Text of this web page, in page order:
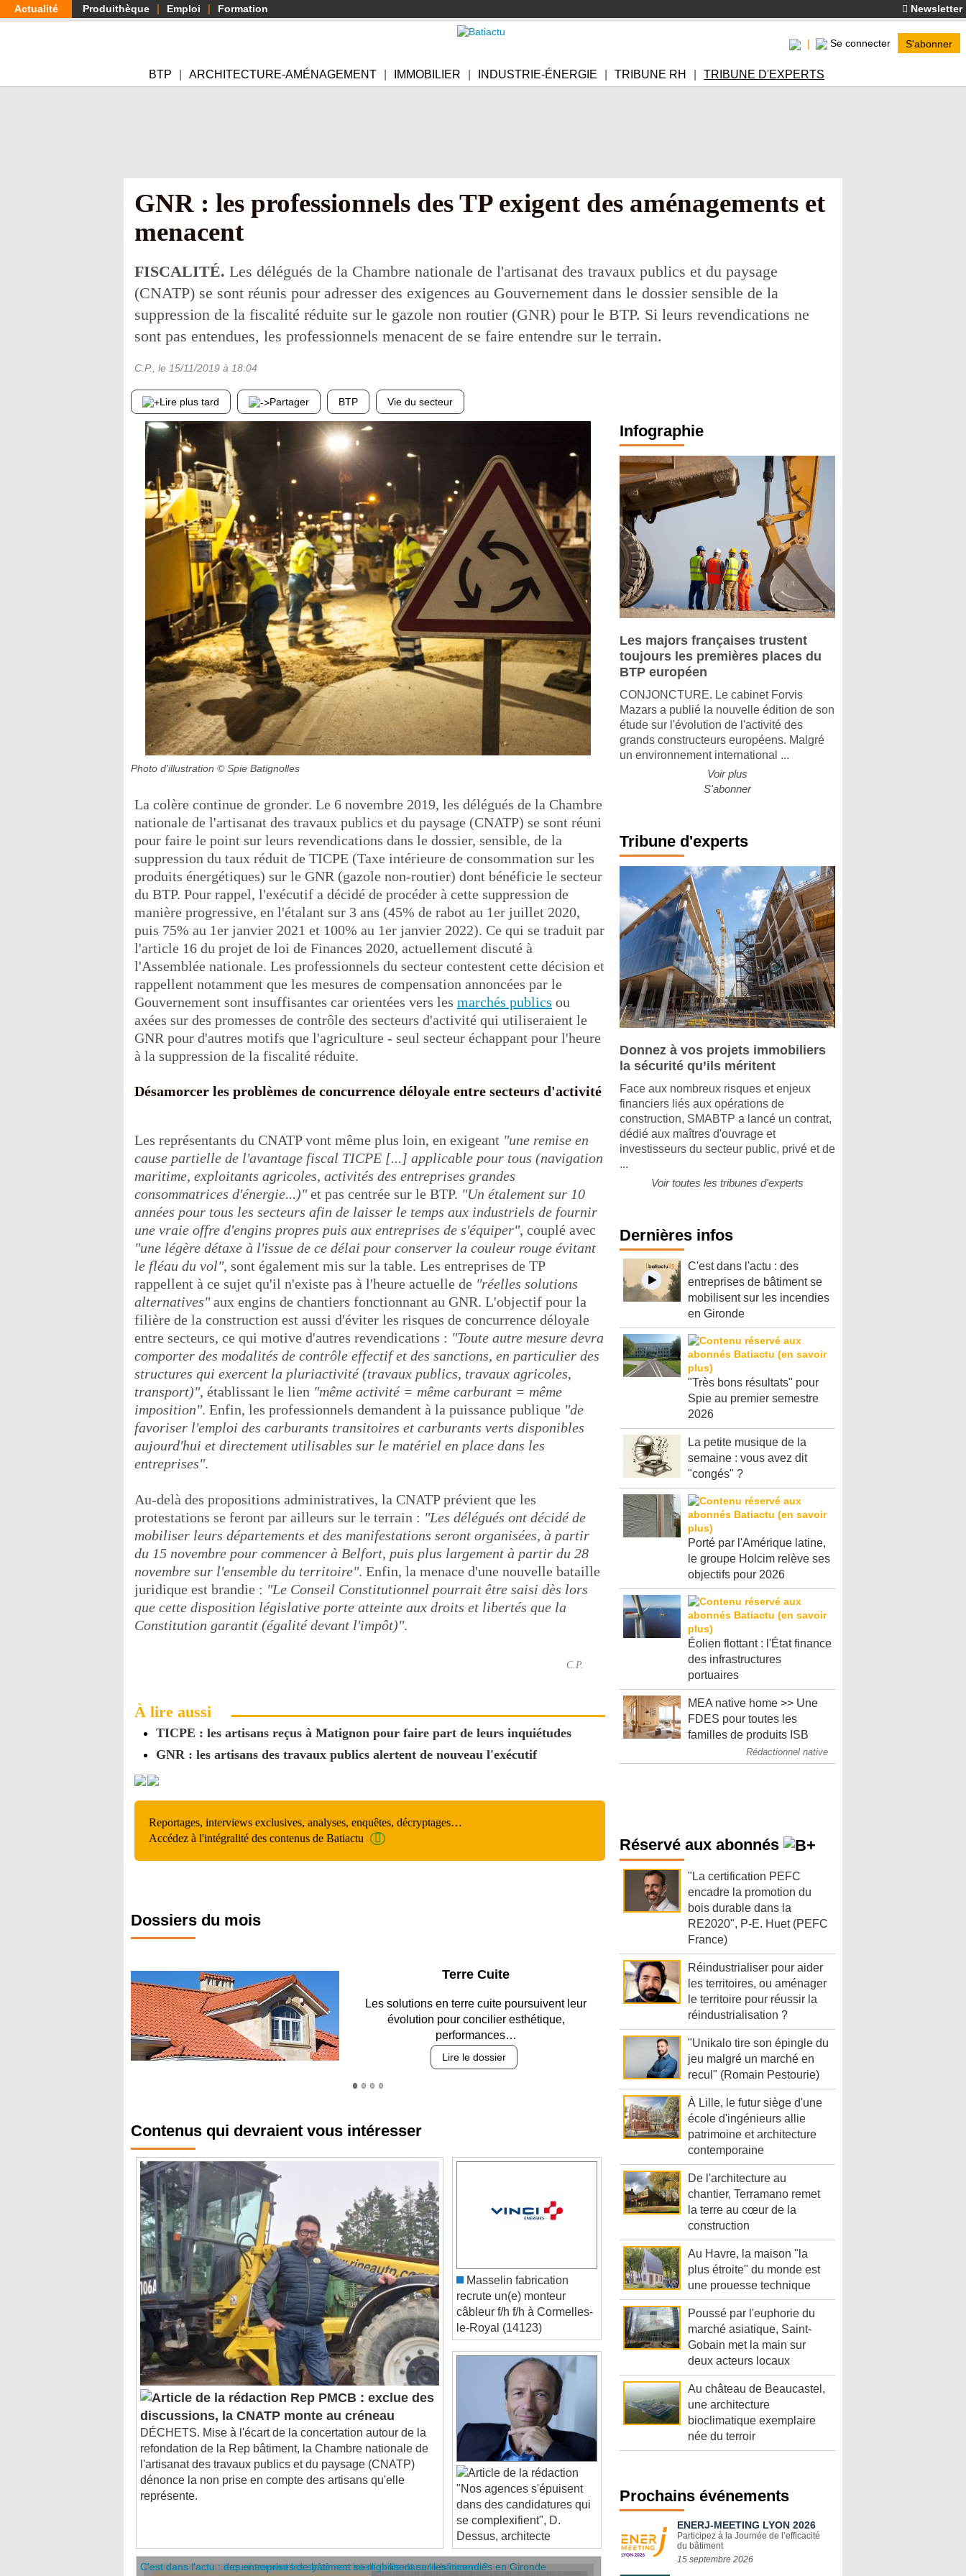
Aller
au
Actualité Produithèque Emploi Formation Newsletter
Se connecter S'abonner
BTP ARCHITECTURE-AMÉNAGEMENT IMMOBILIER INDUSTRIE-ÉNERGIE TRIBUNE RH TRIBUNE D'EXPERTS
GNR : les professionnels des TP exigent des aménagements et
menacent
FISCALITÉ. Les délégués de la Chambre nationale de l'artisanat des travaux publics et du paysage
(CNATP) se sont réunis pour adresser des exigences au Gouvernement dans le dossier sensible de la
suppression de la fiscalité réduite sur le gazole non routier (GNR) pour le BTP. Si leurs revendications ne
sont pas entendues, les professionnels menacent de se faire entendre sur le terrain.
C.P. , le 15/11/2019 à 18:04
Lire plus tard Partager BTP Vie du secteur
Photo d'illustration © Spie Batignolles
La colère continue de gronder. Le 6 novembre 2019, les délégués de la Chambre
nationale de l'artisanat des travaux publics et du paysage (CNATP) se sont réuni
pour faire le point sur leurs revendications dans le dossier, sensible, de la
suppression du taux réduit de TICPE (Taxe intérieure de consommation sur les
produits énergétiques) sur le GNR (gazole non-routier) dont bénéficie le secteur
du BTP. Pour rappel, l'exécutif a décidé de procéder à cette suppression de
manière progressive, en l'étalant sur 3 ans (45% de rabot au 1er juillet 2020,
puis 75% au 1er janvier 2021 et 100% au 1er janvier 2022). Ce qui se traduit par
l'article 16 du projet de loi de Finances 2020, actuellement discuté à
l'Assemblée nationale. Les professionnels du secteur contestent cette décision et
rappellent notamment que les mesures de compensation annoncées par le
Gouvernement sont insuffisantes car orientées vers les marchés publics ou
axées sur des promesses de contrôle des secteurs d'activité qui utiliseraient le
GNR pour d'autres motifs que l'agriculture - seul secteur échappant pour l'heure
à la suppression de la fiscalité réduite.
Désamorcer les problèmes de concurrence déloyale entre secteurs d'activité
Les représentants du CNATP vont même plus loin, en exigeant "une remise en
cause partielle de l'avantage fiscal TICPE [...] applicable pour tous (navigation
maritime, exploitants agricoles, activités des entreprises grandes
consommatrices d'énergie...)"et pas centrée sur le BTP. "Un étalement sur 10
années pour tous les secteurs afin de laisser le temps aux industriels de fournir
une vraie offre d'engins propres puis aux entreprises de s'équiper", couplé avec
"une légère détaxe à l'issue de ce délai pour conserver la couleur rouge évitant
le fléau du vol", sont également mis sur la table. Les entreprises de TP
rappellent à ce sujet qu'il n'existe pas à l'heure actuelle de "réelles solutions
alternatives"aux engins de chantiers fonctionnant au GNR. L'objectif pour la
filière de la construction est aussi d'éviter les risques de concurrence déloyale
entre secteurs, ce qui motive d'autres revendications : "Toute autre mesure devra
comporter des modalités de contrôle effectif et des sanctions, en particulier des
structures qui exercent la pluriactivité (travaux publics, travaux agricoles,
transport)", établissant le lien "même activité = même carburant = même
imposition". Enfin, les professionnels demandent à la puissance publique "de
favoriser l'emploi des carburants transitoires et carburants verts disponibles
aujourd'hui et directement utilisables sur le matériel en place dans les
entreprises".
Au-delà des propositions administratives, la CNATP prévient que les
protestations se feront par ailleurs sur le terrain : "Les délégués ont décidé de
mobiliser leurs départements et des manifestations seront organisées, à partir
du 15 novembre pour commencer à Belfort, puis plus largement à partir du 28
novembre sur l'ensemble du territoire". Enfin, la menace d'une nouvelle bataille
juridique est brandie : "Le Conseil Constitutionnel pourrait être saisi dès lors
que cette disposition législative porte atteinte aux droits et libertés que la
Constitution garantit (égalité devant l'impôt)".
C.P.
À lire aussi
TICPE : les artisans reçus à Matignon pour faire part de leurs inquiétudes
GNR : les artisans des travaux publics alertent de nouveau l'exécutif
Reportages, interviews exclusives, analyses, enquêtes, décryptages…
Accédez à l'intégralité des contenus de Batiactu
Dossiers du mois
Parking et garages
Entre circulation, sécurisation des accès, durabilité
des revêtements et intégration…
Lire le dossier
Rep PMCB : exclue des
discussions, la CNATP monte au créneau
DÉCHETS. Mise à l'écart de la concertation autour de la
refondation de la Rep bâtiment, la Chambre nationale de
l'artisanat des travaux publics et du paysage (CNATP)
dénonce la non prise en compte des artisans qu'elle
représente.
recrute un(e) monteur
câbleur f/h f/h à Cormelles-
le-Royal (14123)
"Nos agences s'épuisent
dans des candidatures qui
se complexifient", D.
Dessus, architecte
C'est dans l'actu : des entreprises de bâtiment se mobilisent sur les incendies en Gironde
C'est dans l'actu : à quoi servent les systèmes intelligents dans le bâtiment ?
Infographie
Les majors françaises trustent
toujours les premières places du
BTP européen
CONJONCTURE. Le cabinet Forvis
Mazars a publié la nouvelle édition de son
étude sur l'évolution de l'activité des
grands constructeurs européens. Malgré
un environnement international ...
Voir plus
S'abonner
Tribune d'experts
Donnez à vos projets immobiliers
la sécurité qu’ils méritent
Face aux nombreux risques et enjeux
financiers liés aux opérations de
construction, SMABTP a lancé un contrat,
dédié aux maîtres d'ouvrage et
investisseurs du secteur public, privé et de
...
Voir toutes les tribunes d'experts
Dernières infos
C'est dans l'actu : des
entreprises de bâtiment se
mobilisent sur les incendies
en Gironde
"Très bons résultats" pour
Spie au premier semestre
2026
La petite musique de la
semaine : vous avez dit
"congés" ?
Porté par l'Amérique latine,
le groupe Holcim relève ses
objectifs pour 2026
Éolien flottant : l'État finance
des infrastructures
portuaires
MEA native home >> Une
FDES pour toutes les
familles de produits ISB
Rédactionnel native
Réservé aux abonnés
"La certification PEFC
encadre la promotion du
bois durable dans la
RE2020", P-E. Huet (PEFC
France)
Réindustrialiser pour aider
les territoires, ou aménager
le territoire pour réussir la
réindustrialisation ?
"Unikalo tire son épingle du
jeu malgré un marché en
recul" (Romain Pestourie)
À Lille, le futur siège d'une
école d'ingénieurs allie
patrimoine et architecture
contemporaine
De l'architecture au
chantier, Terramano remet
la terre au cœur de la
construction
Au Havre, la maison "la
plus étroite" du monde est
une prouesse technique
Poussé par l'euphorie du
marché asiatique, Saint-
Gobain met la main sur
deux acteurs locaux
Au château de Beaucastel,
une architecture
bioclimatique exemplaire
née du terroir
Prochains événements
ENERJ-MEETING LYON 2026
Participez à la Journée de l’efficacité
du bâtiment
15 septembre 2026